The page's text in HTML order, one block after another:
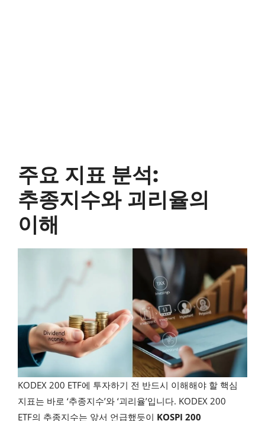
주요 지표 분석:
추종지수와 괴리율의
이해
KODEX 200 ETF에 투자하기 전 반드시 이해해야 할 핵심
지표는 바로 ‘추종지수’와 ‘괴리율’입니다. KODEX 200
ETF의 추종지수는 앞서 언급했듯이 KOSPI 200